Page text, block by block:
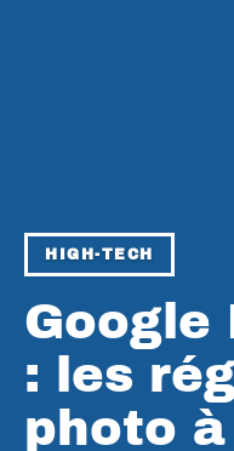
HIGH-TECH
Google
: les
photo